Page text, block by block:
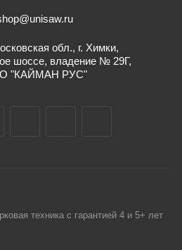
обл., г. Химки,
шоссе, владение № 29Г,
"КАЙМАН РУС"
техника с гарантией 4 и 5+ лет